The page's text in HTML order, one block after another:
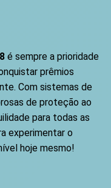
é sempre a prioridade
prêmios
Com sistemas de
de proteção ao
para todas as
experimentar o
hoje mesmo!